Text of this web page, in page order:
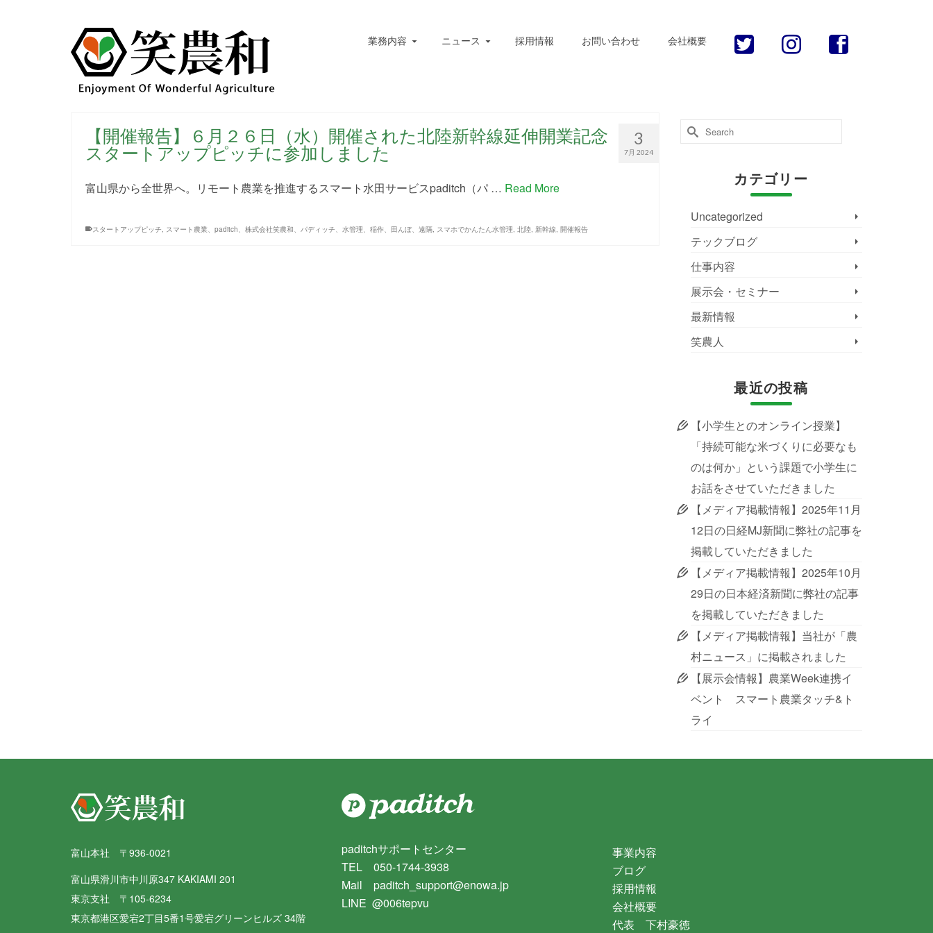
業務内容 ニュース 採用情報 お問い合わせ 会社概要
3
7月 2024
【開催報告】６月２６日（水）開催された北陸新幹線延伸開業記念
スタートアップピッチに参加しました
富山県から全世界へ。リモート農業を推進するスマート水田サービスpaditch（パ … Read More
スタートアップピッチ, スマート農業、paditch、株式会社笑農和、パディッチ、水管理、稲作、田んぼ、遠隔, スマホでかんたん水管理, 北陸, 新幹線, 開催報告
Search
for:
カテゴリー
Uncategorized
テックブログ
仕事内容
展示会・セミナー
最新情報
笑農人
最近の投稿
【小学生とのオンライン授業】
「持続可能な米づくりに必要なも
のは何か」という課題で小学生に
お話をさせていただきました
【メディア掲載情報】2025年11月
12日の日経MJ新聞に弊社の記事を
掲載していただきました
【メディア掲載情報】2025年10月
29日の日本経済新聞に弊社の記事
を掲載していただきました
【メディア掲載情報】当社が「農
村ニュース」に掲載されました
【展示会情報】農業Week連携イ
ベント スマート農業タッチ&ト
ライ
富山本社 〒936-0021
富山県滑川市中川原347 KAKIAMI 201
東京支社 〒105-6234
東京都港区愛宕2丁目5番1号愛宕グリーンヒルズ 34階
paditchサポートセンター
TEL 050-1744-3938
Mail paditch_support@enowa.jp
LINE @006tepvu
事業内容
ブログ
採用情報
会社概要
代表 下村豪徳